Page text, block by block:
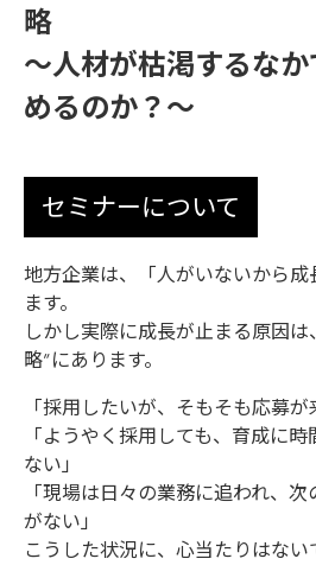
略
〜人材が枯渇するな
めるのか？〜
セミナーについて
地方企業は、「人がいないから
ます。
しかし実際に成長が止まる原因は
略”にあります。
「採用したいが、そもそも応募が
「ようやく採用しても、育成に
ない」
「現場は日々の業務に追われ、
がない」
こうした状況に、心当たりはない